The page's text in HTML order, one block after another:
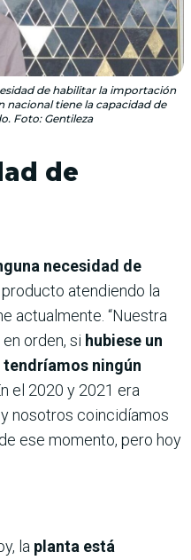
de habilitar la importación
tiene la capacidad de
Foto: Gentileza
de
necesidad de
atendiendo la
actualmente. “Nuestra
orden, si hubiese un
tendríamos ningún
el 2020 y 2021 era
nosotros coincidíamos
ese momento, pero hoy
la planta está